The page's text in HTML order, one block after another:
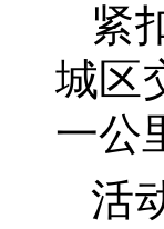
紧
城区
一公
活